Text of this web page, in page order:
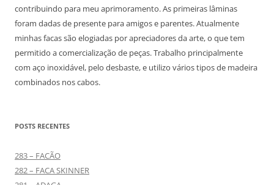
contribuindo para meu aprimoramento. As primeiras lâminas
foram dadas de presente para amigos e parentes. Atualmente
minhas facas são elogiadas por apreciadores da arte, o que tem
permitido a comercialização de peças. Trabalho principalmente
com aço inoxidável, pelo desbaste, e utilizo vários tipos de madeira
combinados nos cabos.
POSTS RECENTES
283 – FACÃO
282 – FACA SKINNER